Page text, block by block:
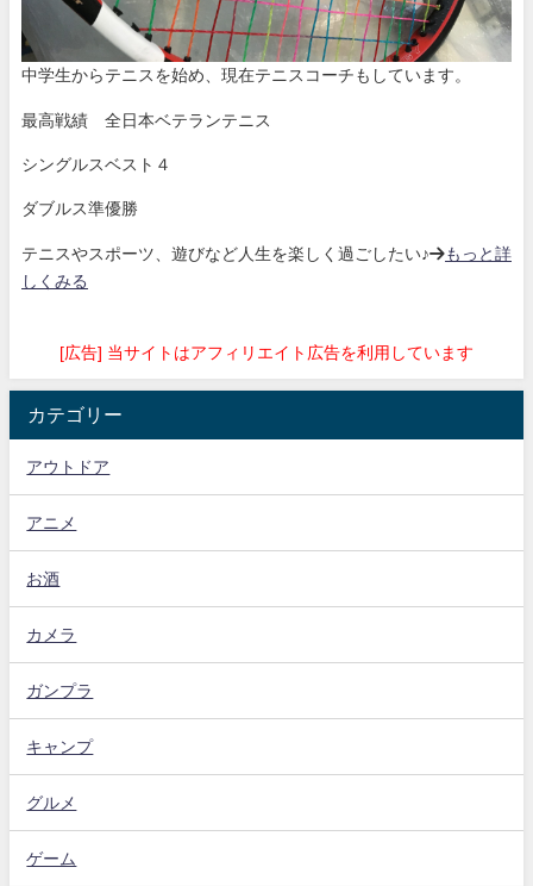
中学生からテニスを始め、現在テニスコーチもしています。
最高戦績 全日本ベテランテニス
シングルスベスト４
ダブルス準優勝
テニスやスポーツ、遊びなど人生を楽しく過ごしたい♪→もっと詳
しくみる
[広告] 当サイトはアフィリエイト広告を利用しています
カテゴリー
アウトドア
アニメ
お酒
カメラ
ガンプラ
キャンプ
グルメ
ゲーム